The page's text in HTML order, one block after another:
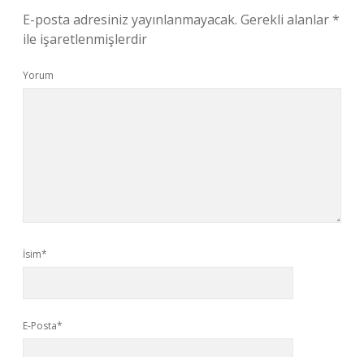
E-posta adresiniz yayınlanmayacak. Gerekli alanlar*
ile işaretlenmişlerdir
Yorum
İsim*
E-Posta*